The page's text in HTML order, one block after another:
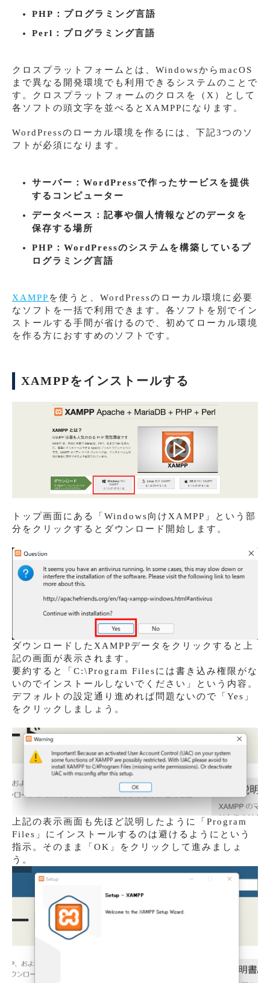
PHP：プログラミング言語
Perl：プログラミング言語
クロスプラットフォームとは、WindowsからmacOS
まで異なる開発環境でも利用できるシステムのことで
す。クロスプラットフォームのクロスを（X）として
各ソフトの頭文字を並べるとXAMPPになります。
WordPressのローカル環境を作るには、下記3つのソ
フトが必須になります。
サーバー：WordPressで作ったサービスを提供
するコンピューター
データベース：記事や個人情報などのデータを
保存する場所
PHP：WordPressのシステムを構築しているプ
ログラミング言語
XAMPP を使うと、WordPressのローカル環境に必要
なソフトを一括で利用できます。各ソフトを別でイン
ストールする手間が省けるので、初めてローカル環境
を作る方におすすめのソフトです。
XAMPPをインストールする
トップ画面にある「Windows向けXAMPP」という部
分をクリックするとダウンロード開始します。
ダウンロードしたXAMPPデータをクリックすると上
記の画面が表示されます。
要約すると「C:\Program Filesには書き込み権限がな
いのでインストールしないでください」という内容。
デフォルトの設定通り進めれば問題ないので「Yes」
をクリックしましょう。
上記の表示画面も先ほど説明したように「Program
Files」にインストールするのは避けるようにという
指示。そのまま「OK」をクリックして進みましょ
う。